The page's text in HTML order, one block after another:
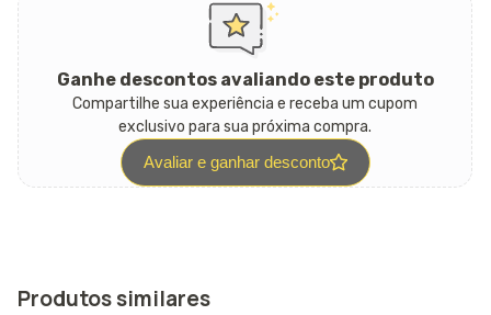
Ganhe descontos avaliando este produto
Compartilhe sua experiência e receba um cupom
exclusivo para sua próxima compra.
Avaliar e ganhar desconto
Produtos similares